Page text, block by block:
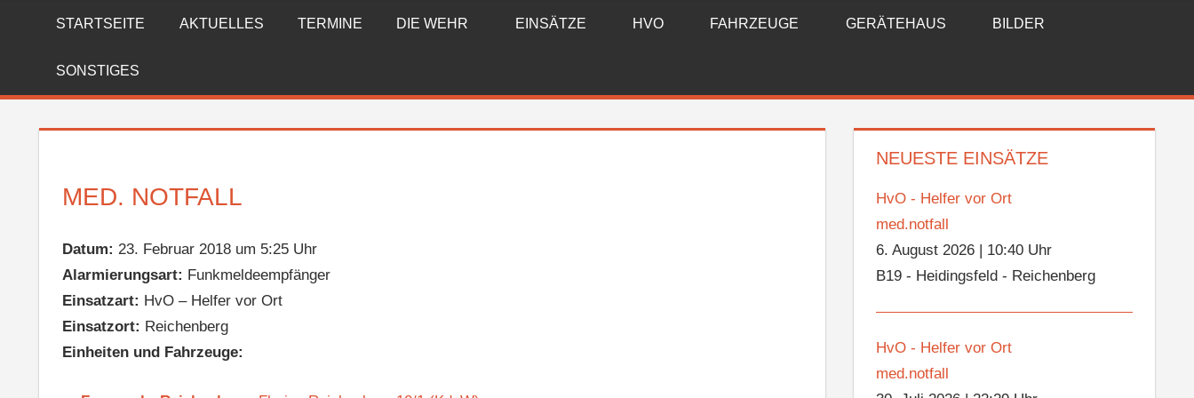
FREIWILLIGE
FEUERWEHR
REICHENBERG
STARTSEITE AKTUELLES TERMINE DIE WEHR EINSÄTZE HVO FAHRZEUGE GERÄTEHAUS BILDER
SONSTIGES
MED. NOTFALL
Datum: 23. Februar 2018 um 5:25 Uhr
Alarmierungsart: Funkmeldeempfänger
Einsatzart: HvO – Helfer vor Ort
Einsatzort: Reichenberg
Einheiten und Fahrzeuge:
NEUESTE EINSÄTZE
HvO - Helfer vor Ort
med.notfall
6. August 2026
10:40 Uhr
B19 - Heidingsfeld - Reichenberg
HvO - Helfer vor Ort
med.notfall